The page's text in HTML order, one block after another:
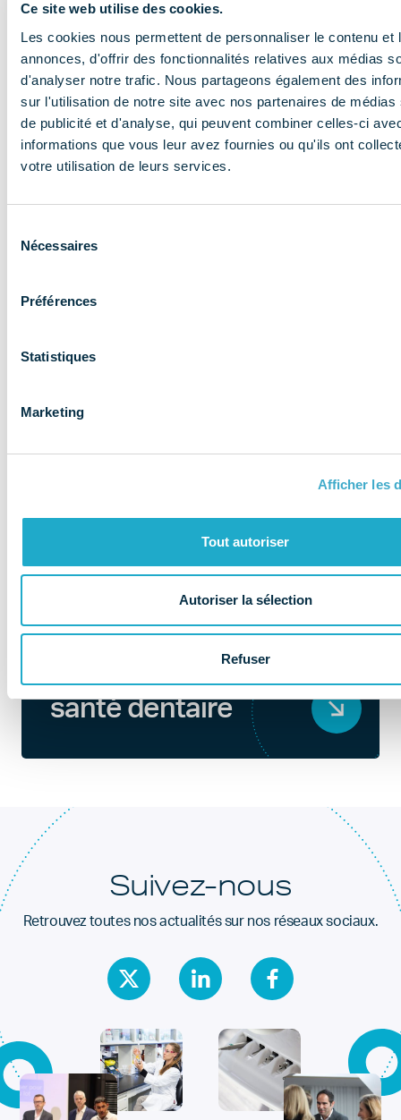
Ce site web utilise des cookies.
Les cookies nous permettent de personnaliser le contenu et
annonces, d'offrir des fonctionnalités relatives aux médias
d'analyser notre trafic. Nous partageons également des
sur l'utilisation de notre site avec nos partenaires de médias
de publicité et d'analyse, qui peuvent combiner celles-ci
informations que vous leur avez fournies ou qu'ils ont
votre utilisation de leurs services.
Nécessaires
Préférences
Statistiques
Marketing
Afficher les
Tout autoriser
Autoriser la sélection
Refuser
En savoir plus
expertise aux
les accompagne
Au coeur de la
santé dentaire
Suivez-nous
Retrouvez toutes nos actualités sur nos réseaux sociaux.